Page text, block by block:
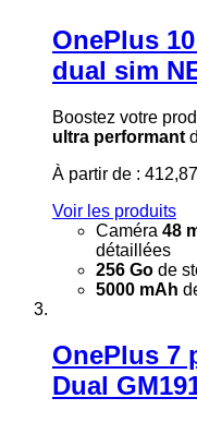
OnePlus
dual sim
Boostez votre
ultra performant
À partir de :
Voir les produits
Caméra 48
détaillées
256 Go de
5000 mAh
OnePlus 7
Dual